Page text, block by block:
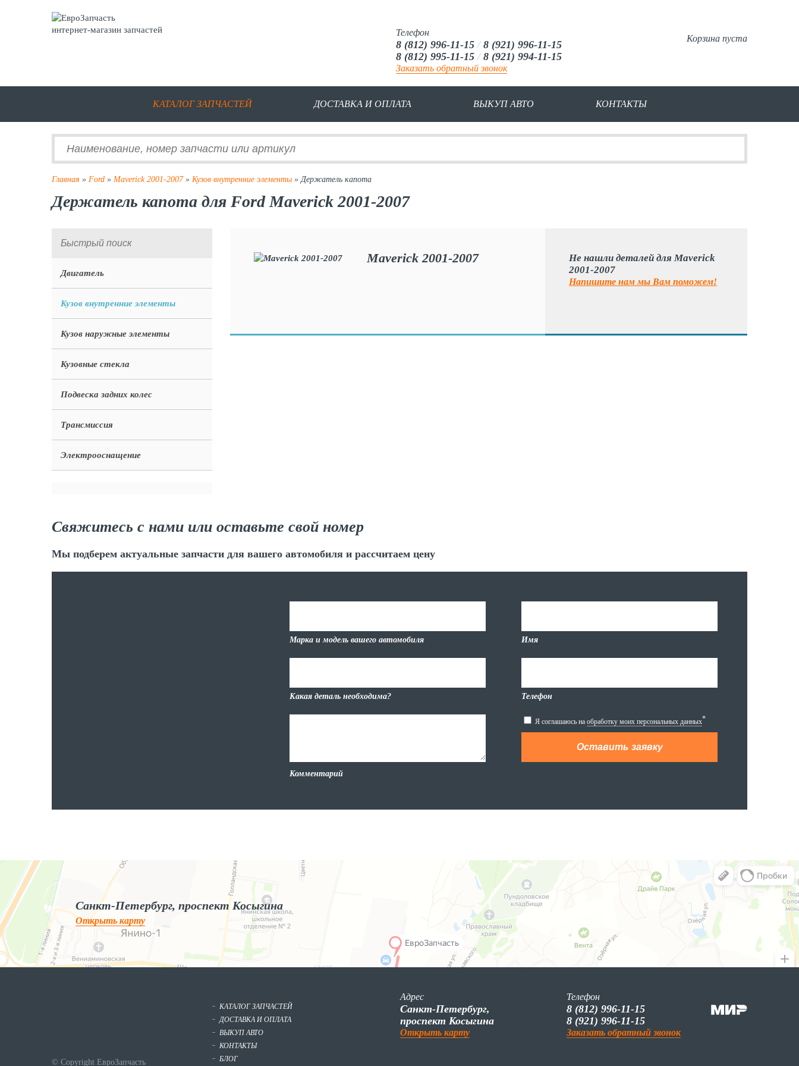
интернет-магазин запчастей
Корзина пуста
Телефон
8 (812) 996-11-15 / 8 (921) 996-11-15
8 (812) 995-11-15 / 8 (921) 994-11-15
Заказать обратный звонок
КАТАЛОГ ЗАПЧАСТЕЙ ДОСТАВКА И ОПЛАТА ВЫКУП АВТО КОНТАКТЫ
Главная » Ford » Maverick 2001-2007» Кузов внутренние элементы » Держатель капота
Держатель капота для Ford Maverick 2001-2007
Двигатель
Кузов внутренние элементы
Кузов наружные элементы
Кузовные стекла
Подвеска задних колес
Трансмиссия
Электрооснащение
Maverick 2001-2007
Не нашли деталей для Maverick
2001-2007
Напишите нам мы Вам поможем!
Свяжитесь с нами или оставьте свой номер
Мы подберем актуальные запчасти для вашего автомобиля и рассчитаем цену
Марка и модель вашего автомобиля
Какая деталь необходима?
Комментарий
Имя
Телефон
Я соглашаюсь на обработку моих персональных данных*
Яндекс.Карты
Яндекс.Карты — поиск мест и адресов, городской транспорт
Санкт-Петербург, проспект Косыгина
Открыть карту
© Copyright ЕвроЗапчасть
КАТАЛОГ ЗАПЧАСТЕЙ
ДОСТАВКА И ОПЛАТА
ВЫКУП АВТО
КОНТАКТЫ
БЛОГ
Телефон
8 (812) 996-11-15
8 (921) 996-11-15
Заказать обратный звонок
Адрес
Санкт-Петербург,
проспект Косыгина
Открыть карту